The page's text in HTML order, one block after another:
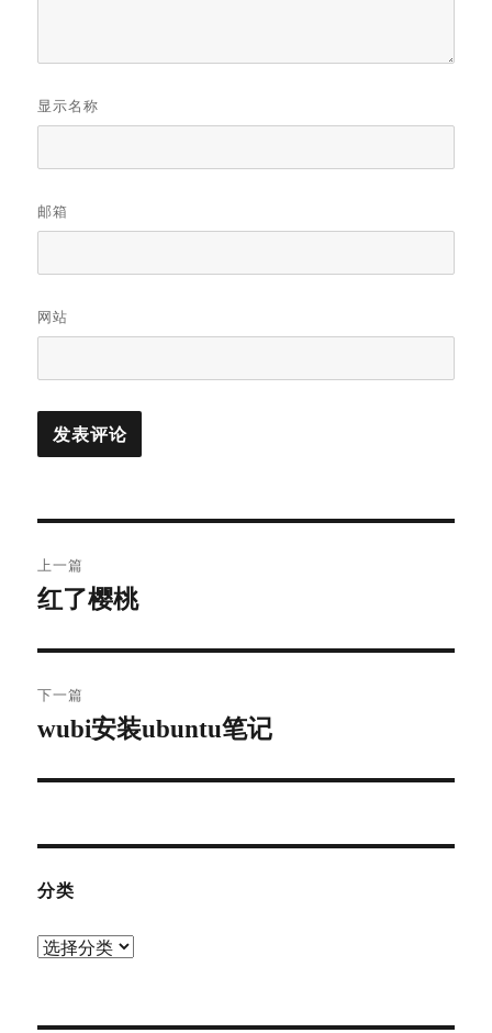
显示名称
邮箱
网站
章
航
上一篇
上
章：
红了樱桃
下一篇
下
wubi安装ubuntu笔记
分类
分